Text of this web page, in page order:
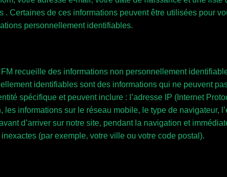
Certaines de ces informations peuvent être utilisées pour
personnellement identifiables.
recueille des informations non personnellement
identifiables sont des informations qui ne peuvent
spécifique et peuvent inclure : l’adresse IP (Internet
informations sur le réseau mobile, le type de navigateur,
d’arriver sur notre site, pendant la navigation et
(par exemple, votre ville ou votre code postal).